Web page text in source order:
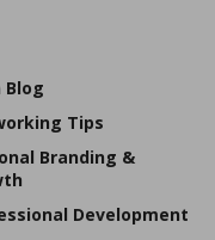
Blog
Tips
Branding &
Development